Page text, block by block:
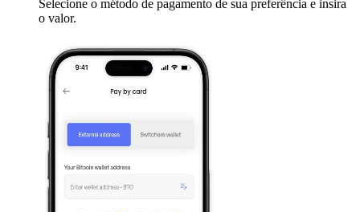
Selecione o método de pagamento de sua preferência e insira
o valor.